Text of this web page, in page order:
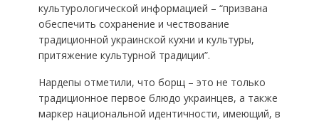
культурологической информацией – “призвана
обеспечить сохранение и чествование
традиционной украинской кухни и культуры,
притяжение культурной традиции”.
Нардепы отметили, что борщ – это не только
традиционное первое блюдо украинцев, а также
маркер национальной идентичности, имеющий, в